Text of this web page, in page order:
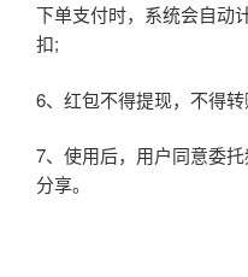
下单支付时，系统会自动
扣;
6、红包不得提现，不得
7、使用后，用户同意委
分享。